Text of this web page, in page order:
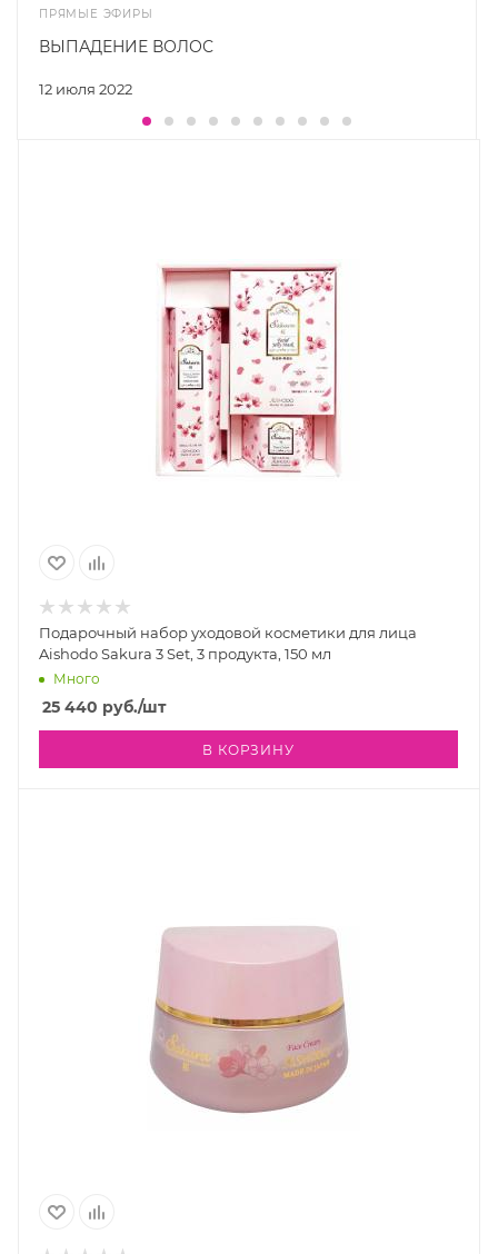
ПРЯМЫЕ ЭФИРЫ
12 июля 2022
ВЫПАДЕНИЕ ВОЛОС
Подарочный набор уходовой косметики для лица
Aishodo Sakura 3 Set, 3 продукта, 150 мл
Много
25 440 руб./шт
В КОРЗИНУ